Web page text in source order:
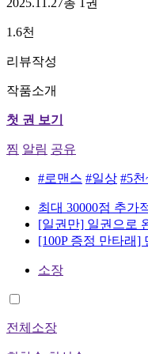
2025.11.27총 1권
1.6천
리뷰작성
작품소개
첫 권 보기
찜 알림 공유
#로맨스 #일상 #5천
최대 30000점 추가
[일권만] 일권으로
[100P 증정 만타래]
소장
전체소장